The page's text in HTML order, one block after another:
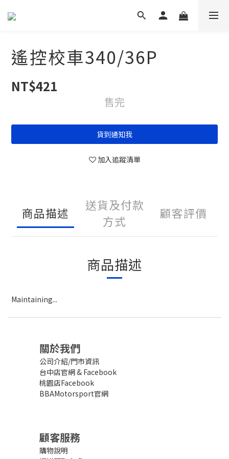
遙控校車340/36P
NT$421
售完
貨到通知我
加入追蹤清單
商品描述
送貨及付款
方式
顧客評價
商品描述
Maintaining...
關於我們
公司介紹/門市資訊
台中店官網& Facebook
桃園店Facebook
BBAMotorsport官網
顧客服務
購物說明